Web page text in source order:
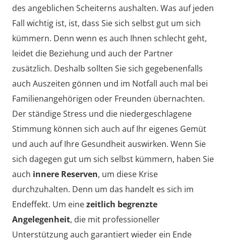
des angeblichen Scheiterns aushalten. Was auf jeden
Fall wichtig ist, ist, dass Sie sich selbst gut um sich
kümmern. Denn wenn es auch Ihnen schlecht geht,
leidet die Beziehung und auch der Partner
zusätzlich. Deshalb sollten Sie sich gegebenenfalls
auch Auszeiten gönnen und im Notfall auch mal bei
Familienangehörigen oder Freunden übernachten.
Der ständige Stress und die niedergeschlagene
Stimmung können sich auch auf Ihr eigenes Gemüt
und auch auf Ihre Gesundheit auswirken. Wenn Sie
sich dagegen gut um sich selbst kümmern, haben Sie
auch innere Reserven, um diese Krise
durchzuhalten. Denn um das handelt es sich im
Endeffekt. Um einezeitlich begrenzte
Angelegenheit, die mit professioneller
Unterstützung auch garantiert wieder ein Ende